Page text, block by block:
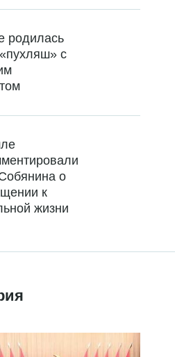
родилась
с
о
к
жизни